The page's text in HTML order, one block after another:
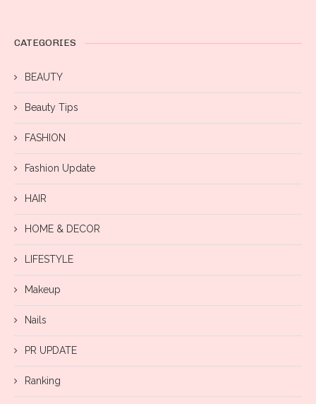
CATEGORIES
BEAUTY
Beauty Tips
FASHION
Fashion Update
HAIR
HOME & DECOR
LIFESTYLE
Makeup
Nails
PR UPDATE
Ranking